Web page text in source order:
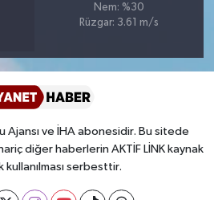
Nem: %30
Rüzgar: 3.61 m/s
Ajansı ve İHA abonesidir. Bu sitede
diğer haberlerin AKTİF LİNK kaynak
kullanılması serbesttir.